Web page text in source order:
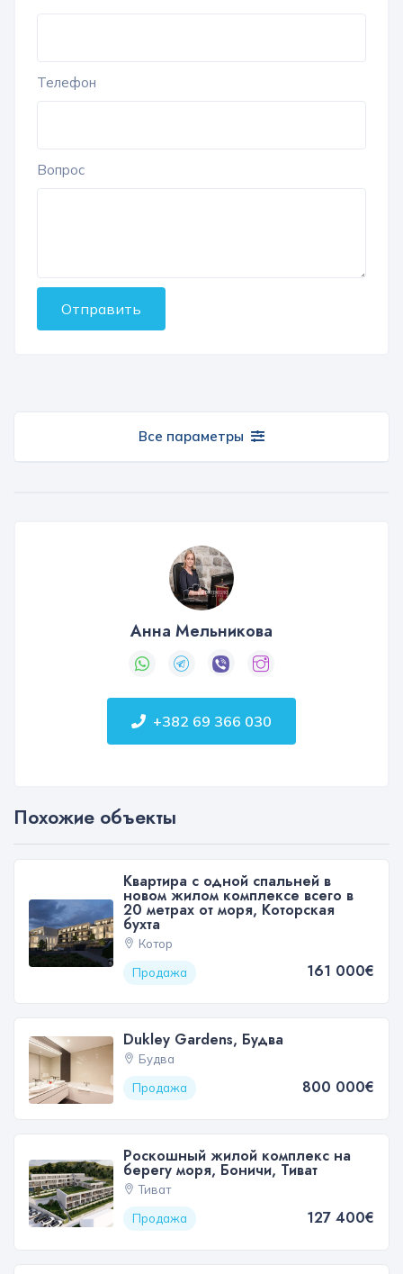
Телефон
Вопрос
Отправить
Все параметры
Анна Мельникова
+382 69 366 030
Похожие объекты
Квартира с одной спальней в
новом жилом комплексе всего в
20 метрах от моря, Которская
бухта
Котор
Продажа
161 000€
Dukley Gardens, Будва
Будва
Продажа
800 000€
Роскошный жилой комплекс на
берегу моря, Боничи, Тиват
Тиват
Продажа
127 400€